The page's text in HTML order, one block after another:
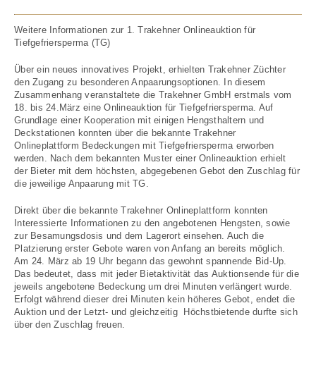
Weitere Informationen zur 1. Trakehner Onlineauktion für
Tiefgefriersperma (TG)
Über ein neues innovatives Projekt, erhielten Trakehner Züchter
den Zugang zu besonderen Anpaarungsoptionen. In diesem
Zusammenhang veranstaltete die Trakehner GmbH erstmals vom
18. bis 24.März eine Onlineauktion für Tiefgefriersperma. Auf
Grundlage einer Kooperation mit einigen Hengsthaltern und
Deckstationen konnten über die bekannte Trakehner
Onlineplattform Bedeckungen mit Tiefgefriersperma erworben
werden. Nach dem bekannten Muster einer Onlineauktion erhielt
der Bieter mit dem höchsten, abgegebenen Gebot den Zuschlag für
die jeweilige Anpaarung mit TG.
Direkt über die bekannte Trakehner Onlineplattform konnten
Interessierte Informationen zu den angebotenen Hengsten, sowie
zur Besamungsdosis und dem Lagerort einsehen. Auch die
Platzierung erster Gebote waren von Anfang an bereits möglich.
Am 24. März ab 19 Uhr begann das gewohnt spannende Bid-Up.
Das bedeutet, dass mit jeder Bietaktivität das Auktionsende für die
jeweils angebotene Bedeckung um drei Minuten verlängert wurde.
Erfolgt während dieser drei Minuten kein höheres Gebot, endet die
Auktion und der Letzt- und gleichzeitig Höchstbietende durfte sich
über den Zuschlag freuen.